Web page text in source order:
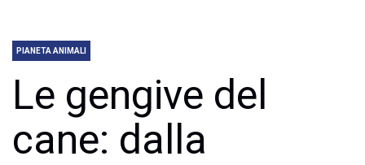
PIANETA ANIMALI
Le gengive del
cane: dalla